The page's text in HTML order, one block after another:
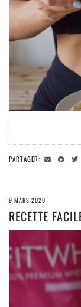
PARTAGER:
9 MARS 2020
RECETTE